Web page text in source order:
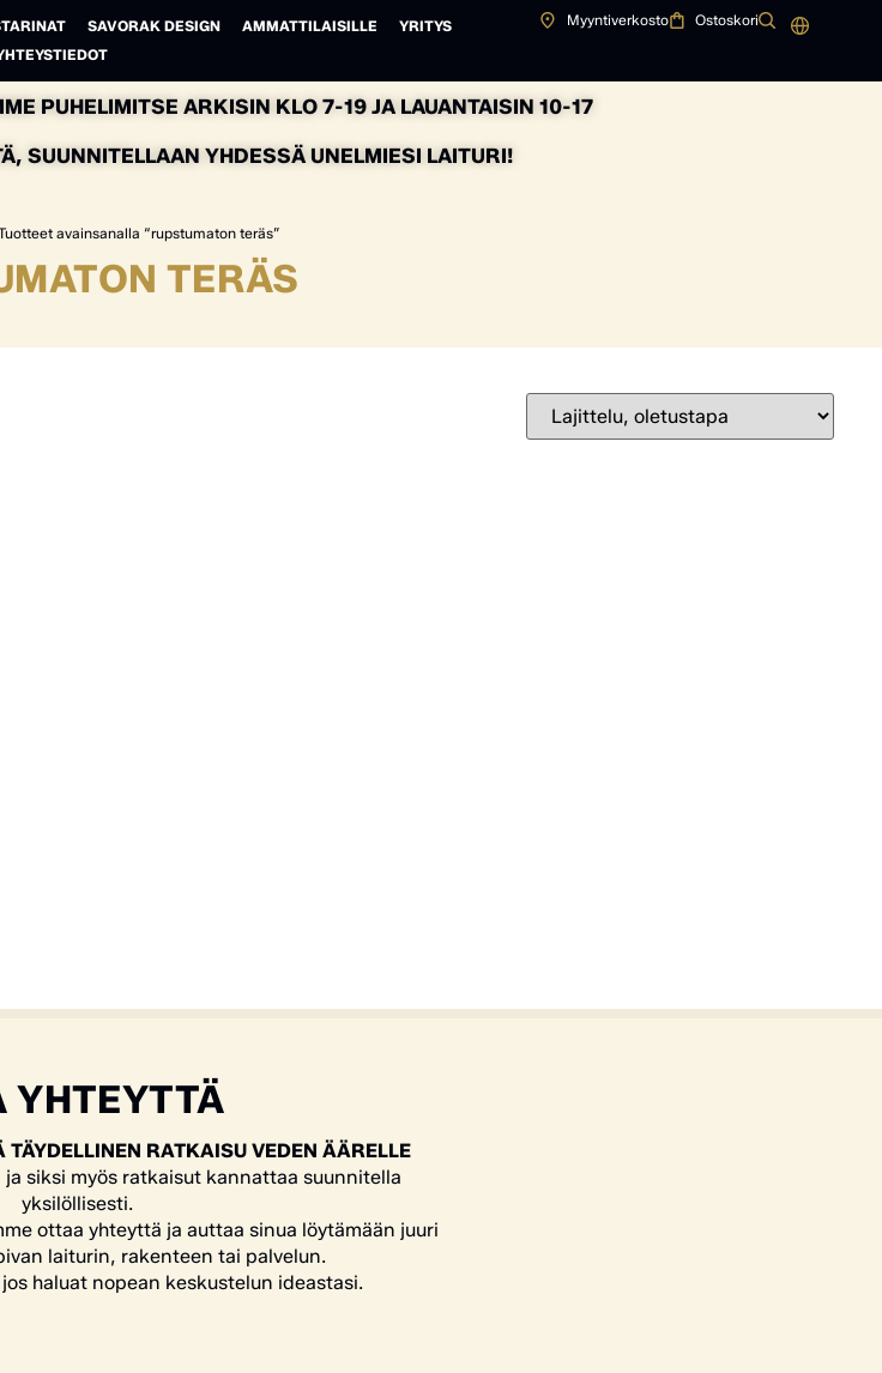
SAVORAK DESIGN AMMATTILAISILLE
YRITYS
Myyntiverkosto Ostoskori
PUHELIMITSE ARKISIN KLO 7-19 JA LAUANTAISIN 10-17
SUUNNITELLAAN YHDESSÄ UNELMIESI LAITURI!
avainsanalla “rupstumaton teräs”
TERÄS
YHTEYTTÄ
RATKAISU VEDEN ÄÄRELLE
siksi myös ratkaisut kannattaa suunnitella
yksilöllisesti.
ottaa yhteyttä ja auttaa sinua löytämään juuri
laiturin, rakenteen tai palvelun.
haluat nopean keskustelun ideastasi.